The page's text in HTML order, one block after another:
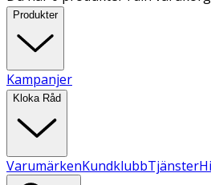
Produkter
Kampanjer
Kloka Råd
VarumärkenKundklubbTjänster